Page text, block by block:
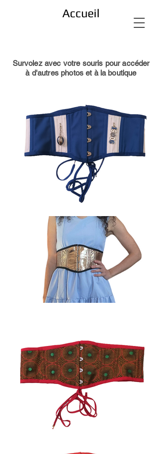
Accueil
Survolez avec votre souris pour accéder
à d'autres photos et à la boutique